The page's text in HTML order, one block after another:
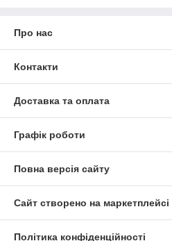
Про нас
Контакти
Доставка та оплата
Графік роботи
Повна версія сайту
Сайт створено на маркетплейсі
Політика конфіденційності